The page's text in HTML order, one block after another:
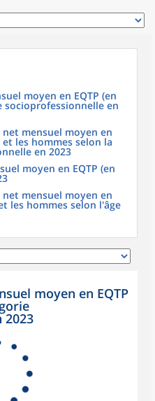
moyen en EQTP (en
socioprofessionnelle en
net mensuel moyen en
et les hommes selon la
en 2023
moyen en EQTP (en
net mensuel moyen en
les hommes selon l'âge
moyen en EQTP
2023